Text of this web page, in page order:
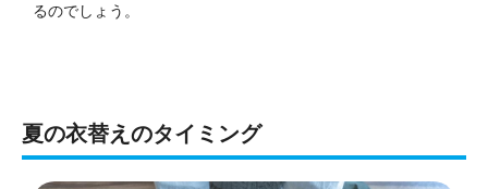
るのでしょう。
夏の衣替えのタイミング